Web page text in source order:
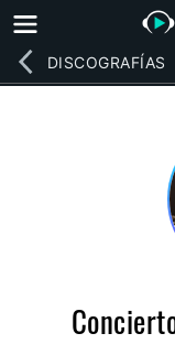
DISCOGRAFÍAS